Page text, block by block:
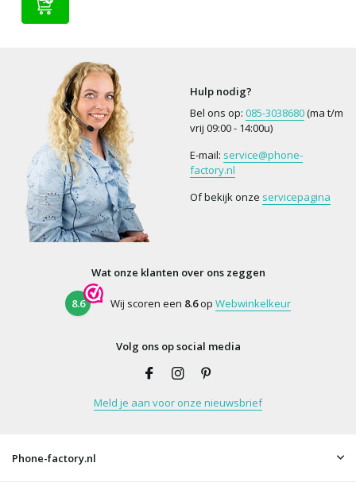
Hulp nodig?
Bel ons op: 085-3038680(ma t/m
vrij 09:00 - 14:00u)
E-mail: service@phone-
factory.nl
Of bekijk onze servicepagina
Wat onze klanten over ons zeggen
8.6 Wij scoren een 8.6op Webwinkelkeur
Volg ons op social media
Meld je aan voor onze nieuwsbrief
Phone-factory.nl